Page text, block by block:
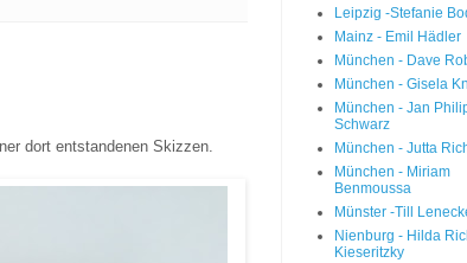
dort entstandenen Skizzen.
Leipzig -Stefanie
Mainz - Emil Hädler
München - Dave
München - Gisela
München - Jan
Schwarz
München - Jutta
München - Miriam
Benmoussa
Münster -Till
Nienburg - Hilda
Kieseritzky